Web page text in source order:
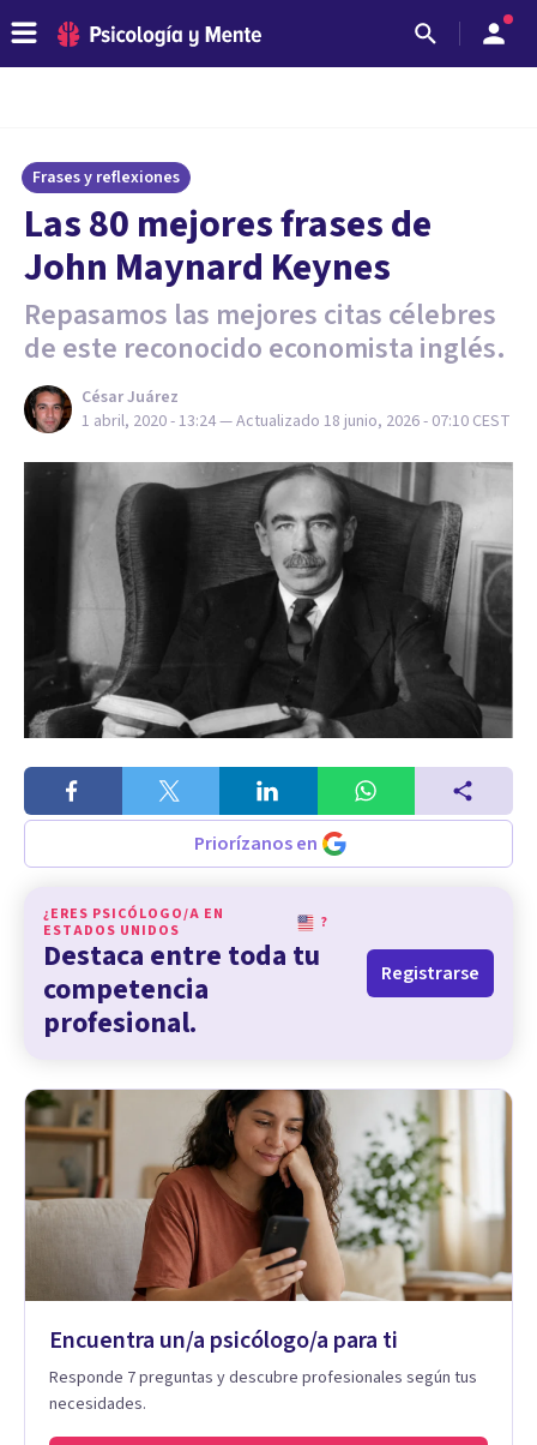
Frases y reflexiones
Las 80 mejores frases de
John Maynard Keynes
Repasamos las mejores citas célebres
de este reconocido economista inglés.
César Juárez
1 abril, 2020 - 13:24— Actualizado 18 junio, 2026 - 07:10 CEST
Priorízanos en
¿ERES PSICÓLOGO/A EN
ESTADOS UNIDOS
?
Destaca entre toda tu
competencia
profesional.
Registrarse
Encuentra un/a psicólogo/a para ti
Responde 7 preguntas y descubre profesionales según tus
necesidades.